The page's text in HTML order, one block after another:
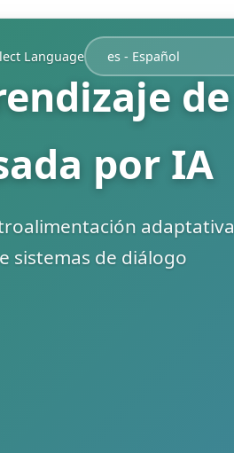
Language
de
por IA
adaptativa
sistemas de diálogo